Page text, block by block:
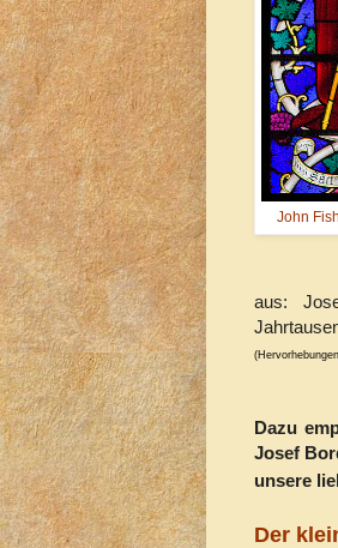
John
aus:
Dazu
Josef
unsere
Der